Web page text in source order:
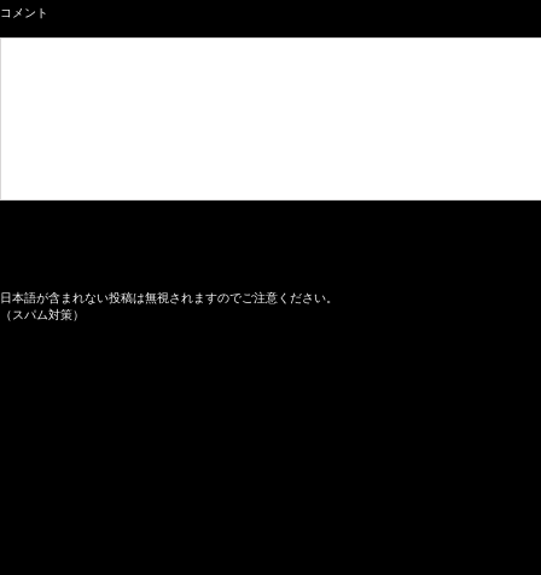
コメント
日本語が含まれない投稿は無視されますのでご注意ください。
（スパム対策）